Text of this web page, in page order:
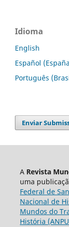
Idioma
English
Español
Português
Enviar
A Revista
uma
Federal de
Nacional de
Mundos do
História